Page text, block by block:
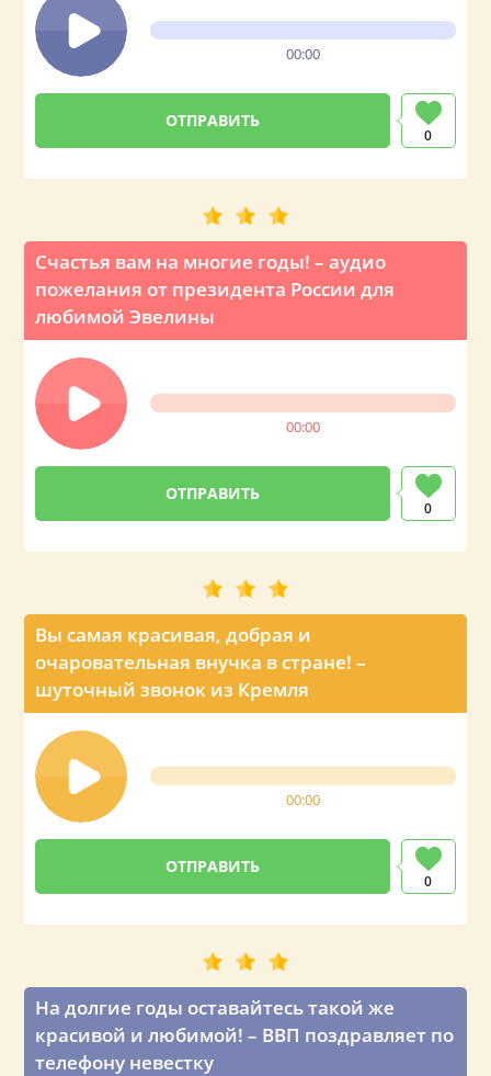
00:00
0
Счастья вам на многие годы! – аудио
пожелания от президента России для
любимой Эвелины
00:00
0
Вы самая красивая, добрая и
очаровательная внучка в стране! –
шуточный звонок из Кремля
00:00
0
На долгие годы оставайтесь такой же
красивой и любимой! – ВВП поздравляет по
телефону невестку